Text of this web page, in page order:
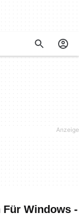
Windows -